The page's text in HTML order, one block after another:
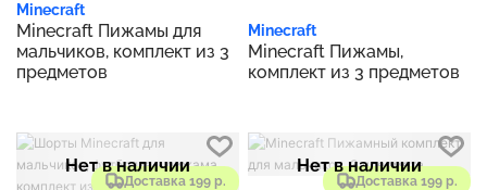
Minecraft
Minecraft Пижамы для
мальчиков, комплект из 3
предметов
Minecraft
Minecraft Пижамы,
комплект из 3 предметов
Доставка 199 р.
Нет в наличии
Доставка 199 р.
Нет в наличии